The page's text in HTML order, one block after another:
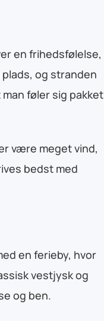
en frihedsfølelse,
og stranden
føler sig pakket
være meget vind,
bedst med
en ferieby, hvor
vestjysk og
og ben.